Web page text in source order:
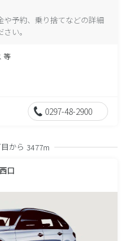
や予約、乗り捨てなどの詳細
い。
等
0297-48-2900
から 3477m
口